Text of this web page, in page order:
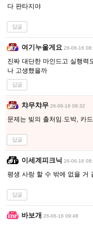
다 판타지야
답글
여기누울게요 26-06-16
진짜 대단한 마인드고 실행력
나 고생했을까
답글
챠무챠무 26-06-16 08:32
문제는 빚의 출처임.도박, 카
답글
이세계피크닉 26-06-16
평생 사랑 할 수 밖에 없을 거
답글
바보개 26-06-16 09:48